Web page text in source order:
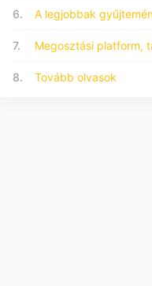
6. A legjobbak
7. Megosztási platform,
8. Tovább olvasok